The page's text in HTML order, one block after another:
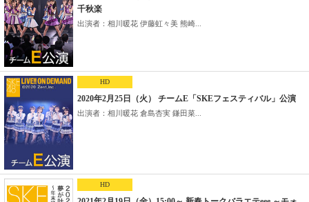
千秋楽
出演者：相川暖花 伊藤虹々美 熊崎...
HD
2020年2月25日（火） チームE「SKEフェスティバル」公演
出演者：相川暖花 倉島杏実 鎌田菜...
HD